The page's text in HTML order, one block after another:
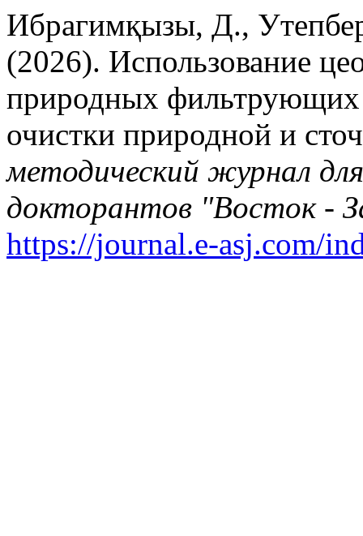
Ибрагимқызы, Д.,
(2026). Использование
природных фильтрующих
очистки природной и
методический журнал
докторантов "Восток -
https://journal.e-asj.com/